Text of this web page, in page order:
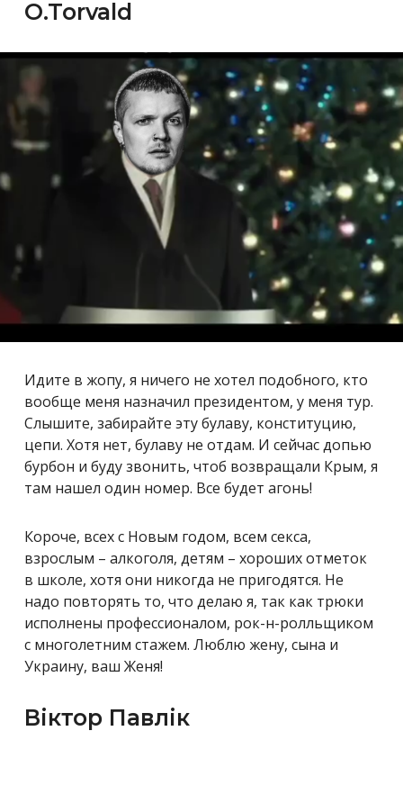
O.Torvald
Идите в жопу, я ничего не хотел подобного, кто
вообще меня назначил президентом, у меня тур.
Слышите, забирайте эту булаву, конституцию,
цепи. Хотя нет, булаву не отдам. И сейчас допью
бурбон и буду звонить, чтоб возвращали Крым, я
там нашел один номер. Все будет агонь!
Короче, всех с Новым годом, всем секса,
взрослым – алкоголя, детям – хороших отметок
в школе, хотя они никогда не пригодятся. Не
надо повторять то, что делаю я, так как трюки
исполнены профессионалом, рок-н-ролльщиком
с многолетним стажем. Люблю жену, сына и
Украину, ваш Женя!
Віктор Павлік